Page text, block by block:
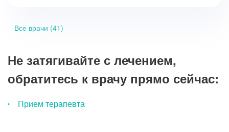
Все врачи (41)
Не затягивайте с лечением,
обратитесь к врачу прямо сейчас:
Прием терапевта